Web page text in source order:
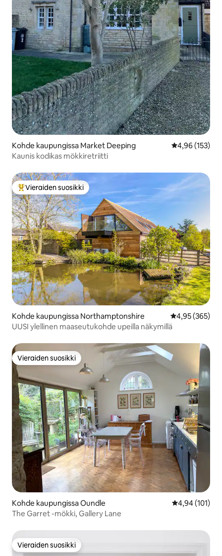
Kohde kaupungissa Market Deeping
4,96 (153)
Kaunis kodikas mökkiretriitti
Vieraiden suosikkien parhaimmistoa
Vieraiden suosikki
Kohde kaupungissa Northamptonshire
4,95 (365)
UUSI ylellinen maaseutukohde upeilla näkymillä
Vieraiden suosikki
Vieraiden suosikki
Kohde kaupungissa Oundle
4,94 (101)
The Garret -mökki, Gallery Lane
Vieraiden suosikki
Vieraiden suosikki